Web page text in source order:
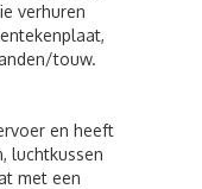
verhuren
touw.
en heeft
luchtkussen
met een